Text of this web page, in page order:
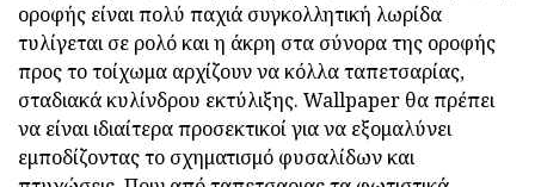
οροφής είναι πολύ παχιά συγκολλητική λωρίδα
τυλίγεται σε ρολό και η άκρη στα σύνορα της οροφής
προς το τοίχωμα αρχίζουν να κόλλα ταπετσαρίας,
σταδιακά κυλίνδρου εκτύλιξης. Wallpaper θα πρέπει
να είναι ιδιαίτερα προσεκτικοί για να εξομαλύνει
εμποδίζοντας το σχηματισμό φυσαλίδων και